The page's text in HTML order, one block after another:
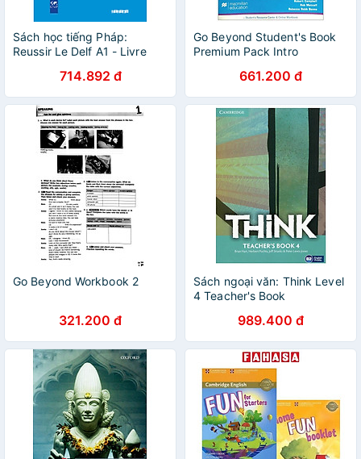
Sách học tiếng Pháp:
Reussir Le Delf A1 - Livre
714.892 đ
Go Beyond Student's Book
Premium Pack Intro
661.200 đ
Go Beyond Workbook 2
321.200 đ
Sách ngoại văn: Think Level
4 Teacher's Book
989.400 đ